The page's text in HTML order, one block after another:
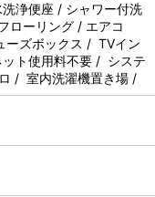
浄便座 / シャワー付洗
ーリング / エアコ
ーズボックス / TVイン
ト使用料不要 / システ
/ 室内洗濯機置き場 /